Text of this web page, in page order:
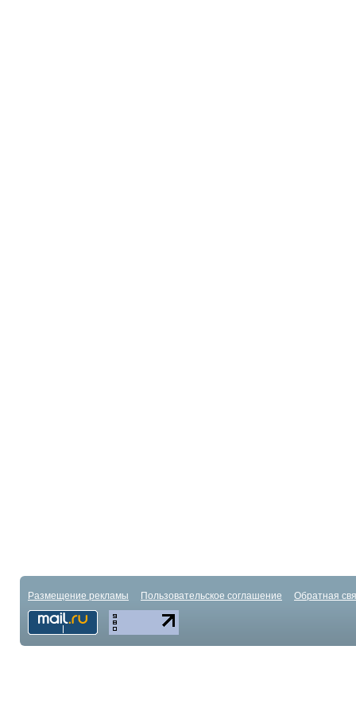
Размещение рекламы Пользовательское соглашение Обратная